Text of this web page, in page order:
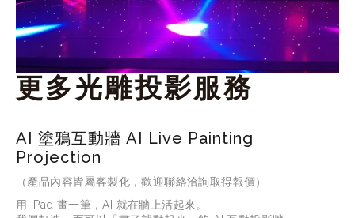
更多光雕投影服務
AI 塗鴉互動牆 AI Live Painting
Projection
（產品內容皆屬客製化，歡迎聯絡洽詢取得報價）
用 iPad 畫一筆，AI 就在牆上活起來。